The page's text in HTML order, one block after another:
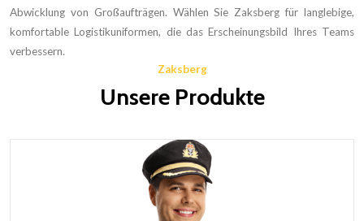
Abwicklung von Großaufträgen. Wählen Sie Zaksberg für langlebige,
komfortable Logistikuniformen, die das Erscheinungsbild Ihres Teams
verbessern.
Zaksberg
Unsere Produkte